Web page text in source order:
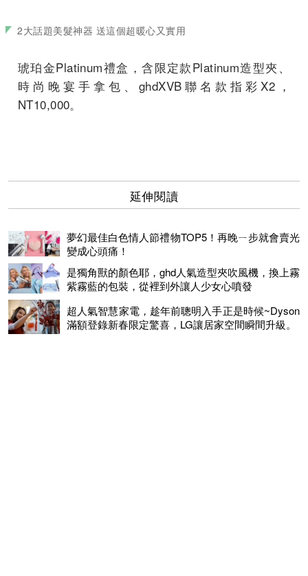
2大話題美髮神器 送這個超暖心又實用
琥珀金Platinum禮盒，含限定款Platinum造型夾、
時尚晚宴手拿包、ghdXVB聯名款指彩X2，
NT10,000。
延伸閱讀
夢幻最佳白色情人節禮物TOP5！再晚ㄧ步就會賣光
變成心頭痛！
是獨角獸的顏色耶，ghd人氣造型夾吹風機，換上霧
紫霧藍的包裝，從裡到外讓人少女心噴發
超人氣智慧家電，趁年前聰明入手正是時候~Dyson
滿額登錄新春限定驚喜，LG讓居家空間瞬間升級。